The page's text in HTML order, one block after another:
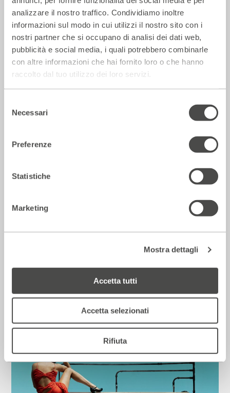
analizzare il nostro traffico. Condividiamo inoltre
informazioni sul modo in cui utilizzi il nostro sito con i
nostri partner che si occupano di analisi dei dati web,
pubblicità e social media, i quali potrebbero combinarle
con altre informazioni che hai fornito loro o che hanno
raccolto dal tuo utilizzo dei loro servizi.
delNecessari
Preferenze
Statistiche
Marketing
Mostra dettagli
Accetta tutti
Accetta selezionati
Rifiuta
La Repubblica – In scena gli eroi di
Corriere della sera – Io, tra Ferragni e
12 Luglio 2026